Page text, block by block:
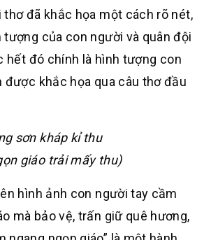
thơ đã khắc họa một cách rõ nét,
của con người và quân đội
hết đó chính là hình tượng con
được khắc họa qua câu thơ đầu
sơn kháp kỉ thu
giáo trải mấy thu)
hình ảnh con người tay cầm
mà bảo vệ, trấn giữ quê hương,